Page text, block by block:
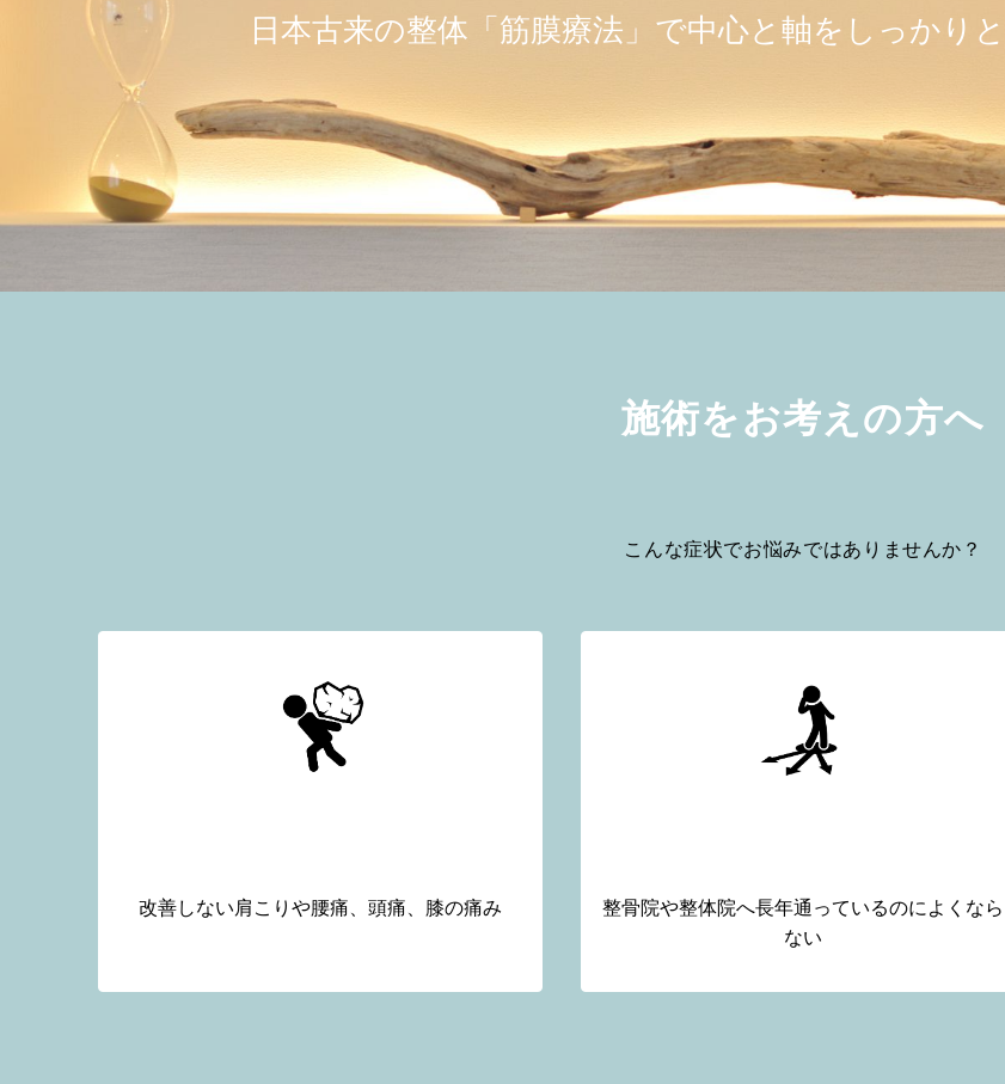
軸や重心のバランス感覚を取りもどして
日本古来の整体「筋膜療法」で中心と軸をしっかり
なかなか治らない様々な痛み、不
施術をお考えの方へ
こんな症状でお悩みではありませんか？
改善しない肩こりや腰痛、頭痛、膝の痛み
整骨院や整体院へ長年通っているのによくなら
ない